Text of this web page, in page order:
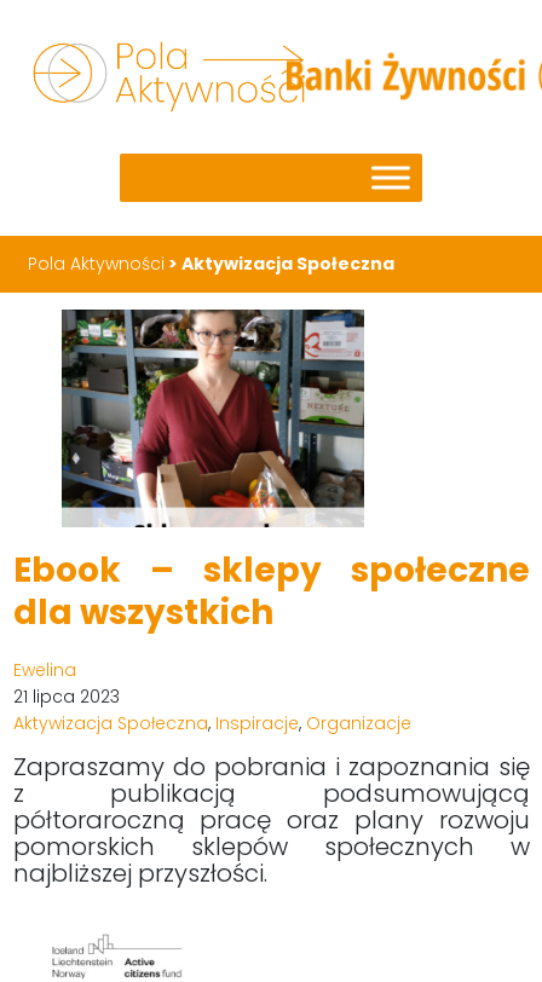
Pola Aktywności >Aktywizacja Społeczna
Ebook – sklepy społeczne
dla wszystkich
Ewelina
21 lipca 2023
Aktywizacja Społeczna, Inspiracje, Organizacje
Zapraszamy do pobrania i zapoznania się
z publikacją podsumowującą
półtoraroczną pracę oraz plany rozwoju
pomorskich sklepów społecznych w
najbliższej przyszłości.